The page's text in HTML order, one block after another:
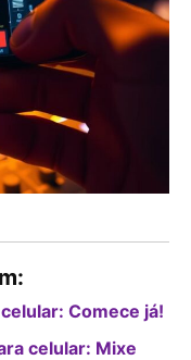
Comece já!
celular: Mixe